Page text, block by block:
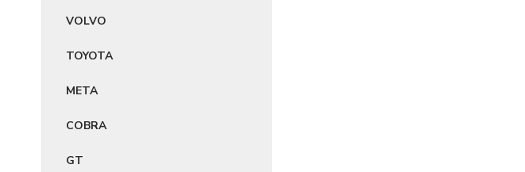
VOLVO
TOYOTA
META
COBRA
GT